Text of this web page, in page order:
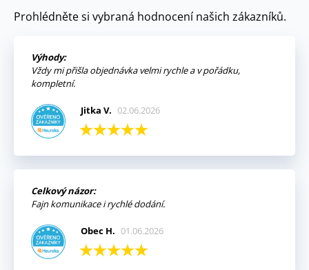
Prohlédněte si vybraná hodnocení našich zákazníků.
Výhody:
Vždy mi přišla objednávka velmi rychle a v pořádku,
kompletní.
Jitka V. 02.06.2026
Celkový názor:
Fajn komunikace i rychlé dodání.
Obec H. 01.06.2026